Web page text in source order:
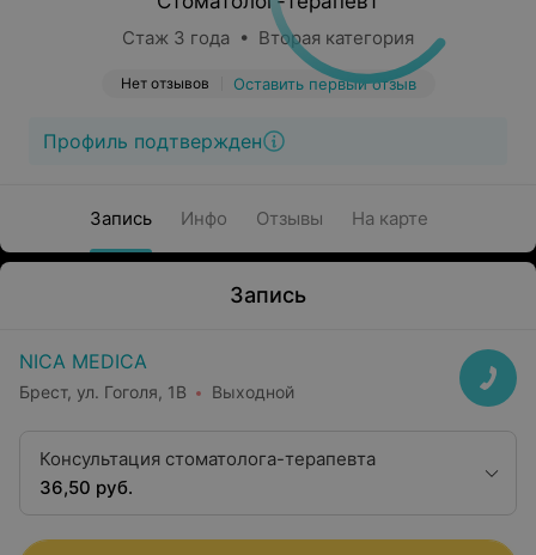
Стаж 3 года • Вторая категория
Нет отзывов Оставить первый отзыв
Профиль подтвержден
Запись Инфо Отзывы На карте
Запись
NICA MEDICA
Брест, ул. Гоголя, 1B Выходной
Консультация стоматолога-терапевта
36,50 руб.